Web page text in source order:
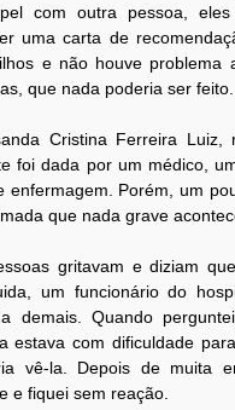
com outra pessoa,
uma carta de
e não houve problema
que nada poderia ser feito.
Cristina Ferreira
foi dada por um médico,
enfermagem. Porém, um
que nada grave
gritavam e diziam
um funcionário do
demais. Quando
estava com dificuldade
vê-la. Depois de muita
e fiquei sem reação.